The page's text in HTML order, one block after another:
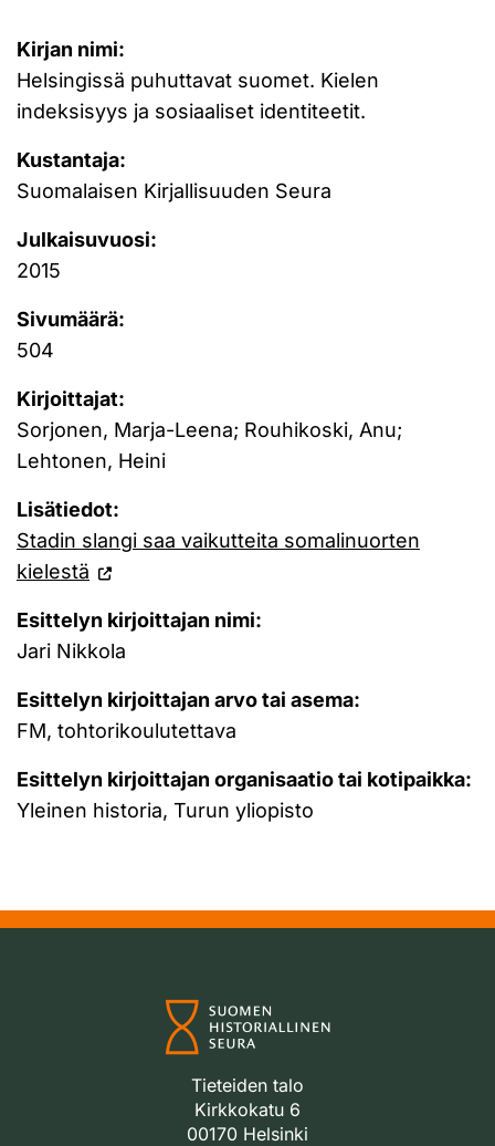
Kirjan nimi:
Helsingissä puhuttavat suomet. Kielen
indeksisyys ja sosiaaliset identiteetit.
Kustantaja:
Suomalaisen Kirjallisuuden Seura
Julkaisuvuosi:
2015
Sivumäärä:
504
Kirjoittajat:
Sorjonen, Marja-Leena; Rouhikoski, Anu;
Lehtonen, Heini
Lisätiedot:
Stadin slangi saa vaikutteita somalinuorten
kielestä
Esittelyn kirjoittajan nimi:
Jari Nikkola
Esittelyn kirjoittajan arvo tai asema:
FM, tohtorikoulutettava
Esittelyn kirjoittajan organisaatio tai kotipaikka:
Yleinen historia, Turun yliopisto
Tieteiden talo
Kirkkokatu 6
00170 Helsinki